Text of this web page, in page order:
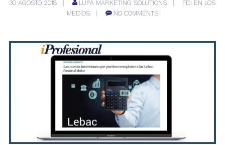
30 AGOSTO, 2018 LUPA MARKETING SOLUTIONS
FDI EN LOS
MEDIOS
NO COMMENTS